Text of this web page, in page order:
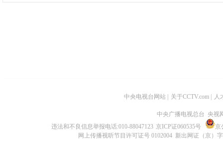
中央电视台网站 关于CCTV.com 人
中央广播电视总台 央视
违法和不良信息举报电话:010-88047123 京ICP证060535号
京
网上传播视听节目许可证号 0102004 新出网证（京）